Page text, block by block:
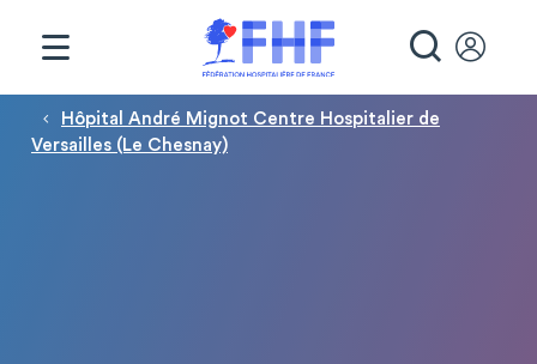
Fil d'Ariane
Hôpital André Mignot Centre Hospitalier de
Versailles (Le Chesnay)
Panneau de gestion des cookies